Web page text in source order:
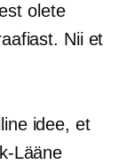
olete
Nii et
idee, et
Lääne